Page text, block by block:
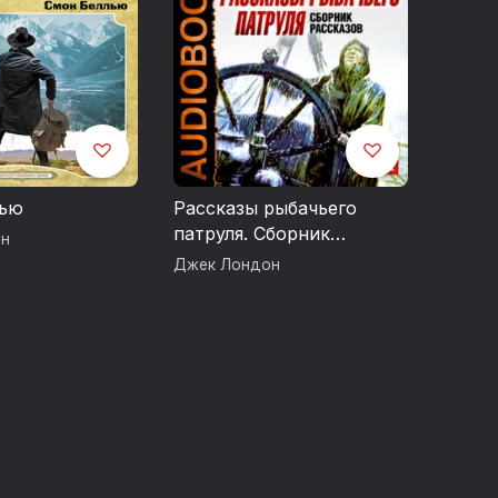
«Мартин Иден», «Белый клык»,
Рассказы рыбачьего
патруля. Сборник
рассказов
Джек Лондон